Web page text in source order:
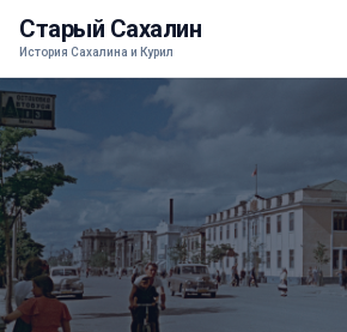
Старый Сахалин
История Сахалина и Курил